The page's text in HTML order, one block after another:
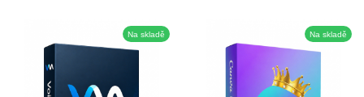
Na skladě Na skladě